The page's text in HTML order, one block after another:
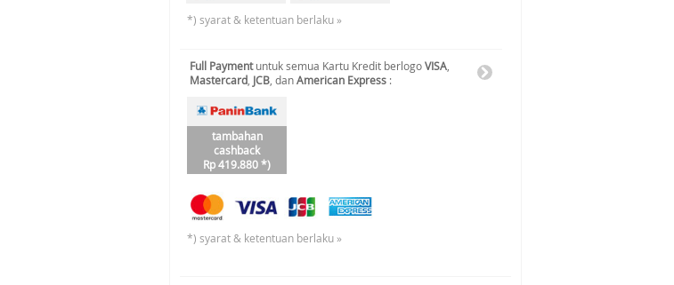
*) syarat & ketentuan berlaku »
Full Paymentuntuk semua Kartu Kredit berlogoVISA
Mastercard JCB , danAmerican Express :
tambahan
cashback
Rp 419.880 *)
*) syarat & ketentuan berlaku »